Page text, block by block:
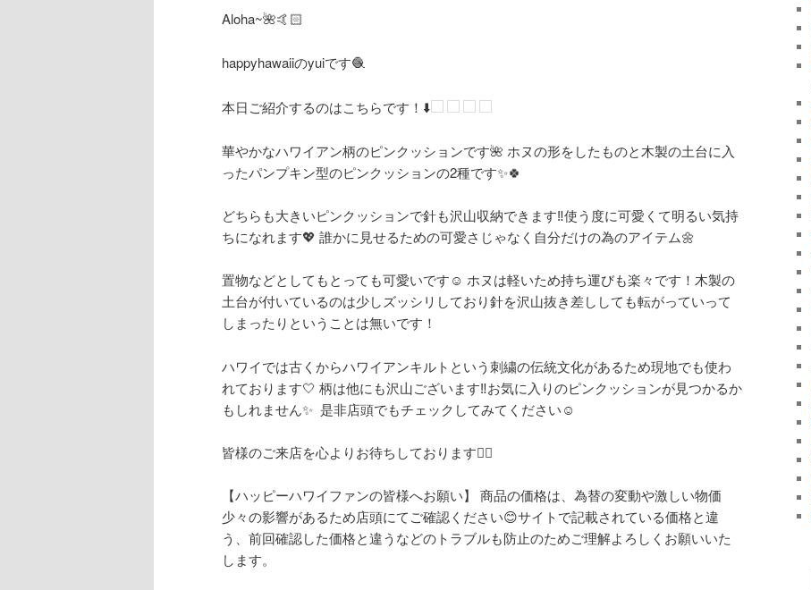
Aloha~🌺🤙🏻
happyhawaiiのyuiです🧶
本日ご紹介するのはこちらです！⬇️
華やかなハワイアン柄のピンクッションです🌺 ホヌの形をしたものと木製の土台に入
ったパンプキン型のピンクッションの2種です✨🍀
どちらも大きいピンクッションで針も沢山収納できます‼️使う度に可愛くて明るい気持
ちになれます💖 誰かに見せるための可愛さじゃなく自分だけの為のアイテム🌼
置物などとしてもとっても可愛いです☺️ ホヌは軽いため持ち運びも楽々です！木製の
土台が付いているのは少しズッシリしており針を沢山抜き差ししても転がっていって
しまったりということは無いです！
ハワイでは古くからハワイアンキルトという刺繍の伝統文化があるため現地でも使わ
れております🤍 柄は他にも沢山ございます‼️お気に入りのピンクッションが見つかるか
もしれません✨ 是非店頭でもチェックしてみてください☺️
皆様のご来店を心よりお待ちしております🙇‍♀️
【ハッピーハワイファンの皆様へお願い】
商品の価格は、為替の変動や激しい物価
少々の影響があるため店頭にてご確認ください😊サイトで記載されている価格と違
う、前回確認した価格と違うなどのトラブルも防止のためご理解よろしくお願いいた
します。